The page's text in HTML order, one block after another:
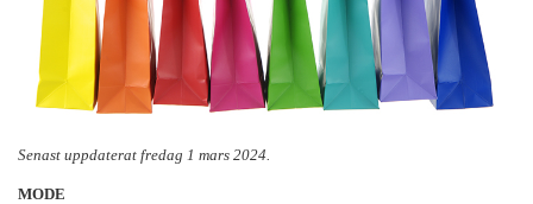
Senast uppdaterat fredag 1 mars 2024.
MODE